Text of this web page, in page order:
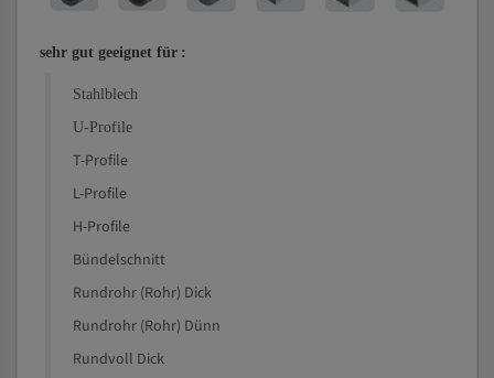
sehr gut geeignet für :
Stahlblech
U-Profile
T-Profile
L-Profile
H-Profile
Bündelschnitt
Rundrohr (Rohr) Dick
Rundrohr (Rohr) Dünn
Rundvoll Dick